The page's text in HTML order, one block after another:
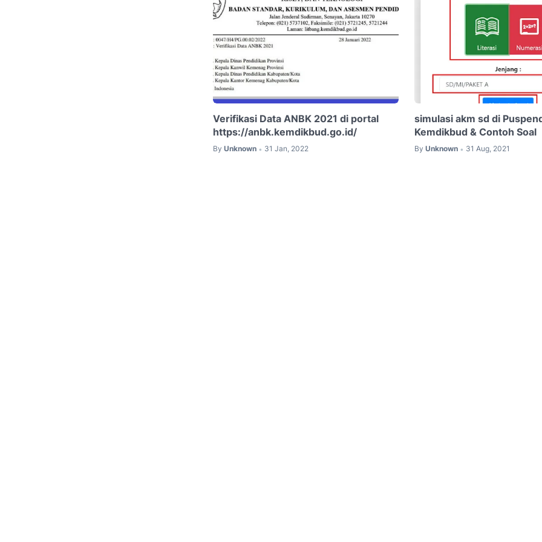
Verifikasi Data ANBK 2021 di portal
https://anbk.kemdikbud.go.id/
By Unknown • 31 Jan, 2022
simulasi akm sd di
Kemdikbud & Contoh Soal
By Unknown • 31 Aug, 2021